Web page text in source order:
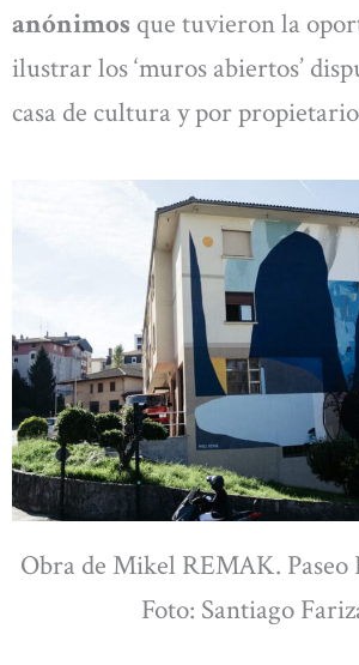
anónimos que tuvieron la
ilustrar los ‘muros abiertos’
casa de cultura y por
Obra de Mikel REMAK.
Foto: Santiago